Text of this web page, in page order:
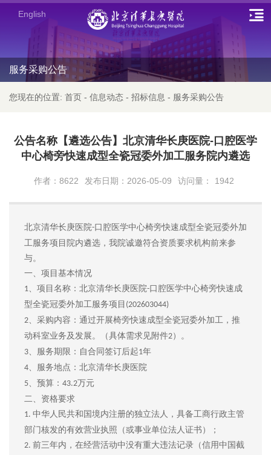
English
服务采购公告
您现在的位置: 首页 - 信息动态 - 招标信息 - 服务采购公告
公告名称【遴选公告】北京清华长庚医院-口腔医学
中心椅旁快速成型全瓷冠委外加工服务院内遴选
作者：8622 发布日期：2026-05-09 访问量： 1942
北京清华长庚医院-口腔医学中心椅旁快速成型全瓷冠委外加
工服务项目院内遴选，我院诚邀符合资质要求机构前来参
与。
一、项目基本情况
1、项目名称：北京清华长庚医院-口腔医学中心椅旁快速成
型全瓷冠委外加工服务项目 (202603044)
2、采购内容：通过开展椅旁快速成型全瓷冠委外加工，推
动科室业务及发展。
（具体需求见附件2）。
3、服务期限：自合同签订后起1年
4、服务地点：北京清华长庚医院
5、预算： 43.2万元
二、资格要求
1. 中华人民共和国境内注册的独立法人，具备工商行政主管
部门核发的有效营业执照（或事业单位法人证书）；
2. 前三年内，在经营活动中没有重大违法记录（信用中国截